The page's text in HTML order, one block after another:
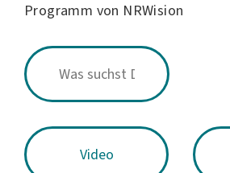
Programm von NRWision
Video